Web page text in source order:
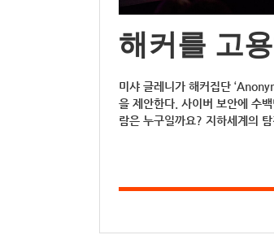
해커를 고
미샤 글레니가 해커집단
을 제안한다. 사이버 보안에 수
람은 누구일까요? 지하세계의